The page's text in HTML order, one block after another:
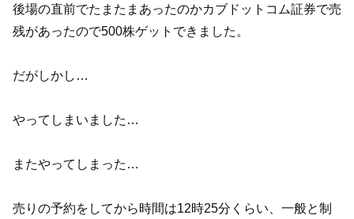
後場の直前でたまたまあったのかカブドットコム証券で売
残があったので500株ゲットできました。
だがしかし…
やってしまいました…
またやってしまった…
売りの予約をしてから時間は12時25分くらい、一般と制